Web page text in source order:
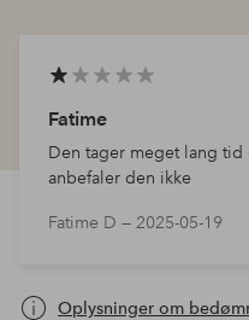
Fatime
Den tager meget lang
anbefaler den ikke
Fatime D — 2025-05-19
Oplysninger om